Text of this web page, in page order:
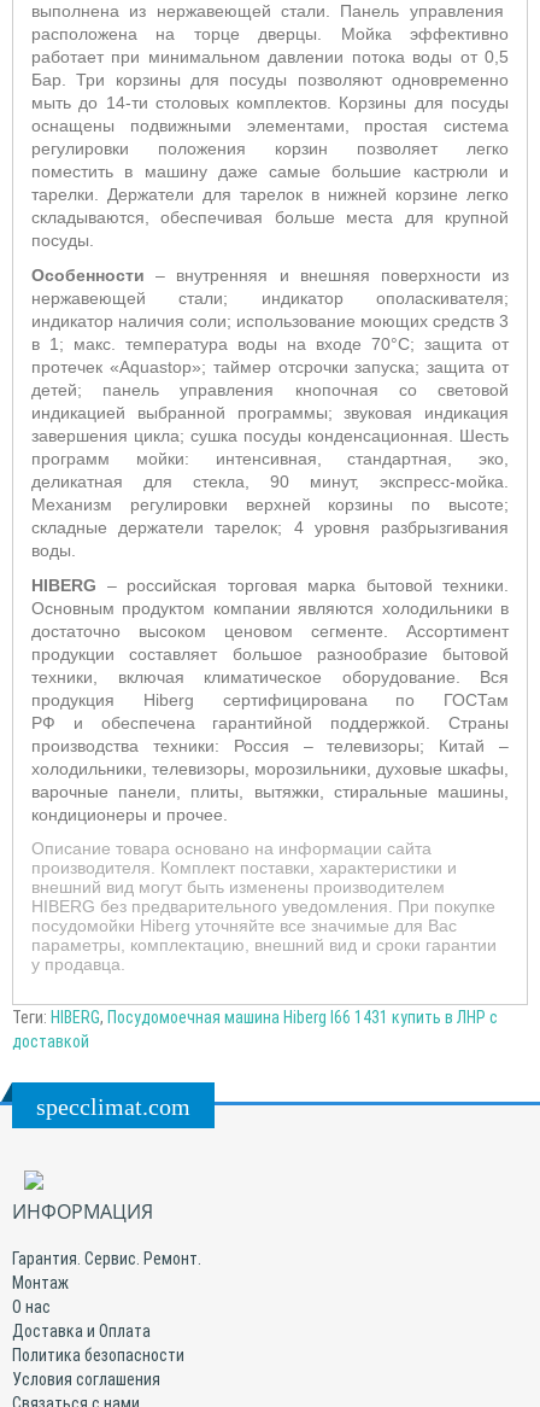
выполнена из нержавеющей стали. Панель управления
расположена на торце дверцы. Мойка эффективно
работает при минимальном давлении потока воды от 0,5
Бар. Три корзины для посуды позволяют одновременно
мыть до 14-ти столовых комплектов. Корзины для посуды
оснащены подвижными элементами, простая система
регулировки положения корзин позволяет легко
поместить в машину даже самые большие кастрюли и
тарелки. Держатели для тарелок в нижней корзине легко
складываются, обеспечивая больше места для крупной
посуды.
Особенности– внутренняя и внешняя поверхности из
нержавеющей стали; индикатор ополаскивателя;
индикатор наличия соли; использование моющих средств 3
в 1; макс. температура воды на входе 70°С; защита от
протечек «Aquastop»; таймер отсрочки запуска; защита от
детей; панель управления кнопочная со световой
индикацией выбранной программы; звуковая индикация
завершения цикла; сушка посуды конденсационная. Шесть
программ мойки: интенсивная, стандартная, эко,
деликатная для стекла, 90 минут, экспресс-мойка.
Механизм регулировки верхней корзины по высоте;
складные держатели тарелок; 4 уровня разбрызгивания
воды.
HIBERG – российская торговая марка бытовой техники.
Основным продуктом компании являются холодильники в
достаточно высоком ценовом сегменте. Ассортимент
продукции составляет большое разнообразие бытовой
техники, включая климатическое оборудование. Вся
продукция Hiberg сертифицирована по ГОСТам
РФ и обеспечена гарантийной поддержкой. Страны
производства техники: Россия – телевизоры; Китай –
холодильники, телевизоры, морозильники, духовые шкафы,
варочные панели, плиты, вытяжки, стиральные машины,
кондиционеры и прочее.
Описание товара основано на информации сайта
производителя. Комплект поставки, характеристики и
внешний вид могут быть изменены производителем
HIBERG без предварительного уведомления. При покупке
посудомойки Hiberg уточняйте все значимые для Вас
параметры, комплектацию, внешний вид и сроки гарантии
у продавца.
Теги: HIBERG, Посудомоечная машина Hiberg I66 1431 купить в ЛНР с
доставкой
specclimat.com
ИНФОРМАЦИЯ
Гарантия. Сервис. Ремонт.
Монтаж
О нас
Доставка и Оплата
Политика безопасности
Условия соглашения